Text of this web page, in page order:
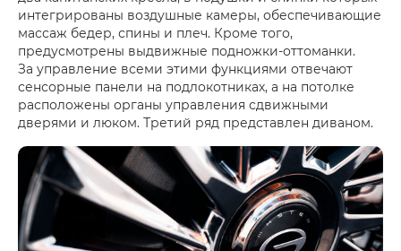
интегрированы воздушные камеры, обеспечивающие
массаж бедер, спины и плеч. Кроме того,
предусмотрены выдвижные подножки-оттоманки.
За управление всеми этими функциями отвечают
сенсорные панели на подлокотниках, а на потолке
расположены органы управления сдвижными
дверями и люком. Третий ряд представлен диваном.